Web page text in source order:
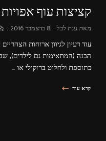
קציצות עוף
מאתענת לבל 8 בדצמבר 2016
עוד רעיון לגיוון ארוחות
הכנה (המתאימות גם לילדים),
כתוספת ולחלוט ברוקולי או …
קרא עוד